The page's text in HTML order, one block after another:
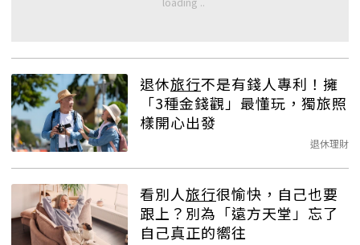
退休旅行不是有錢人專利！擁
「3種金錢觀」最懂玩，獨旅照
樣開心出發
退休理財
看別人旅行很愉快，自己也要
跟上？別為「遠方天堂」忘了
自己真正的嚮往